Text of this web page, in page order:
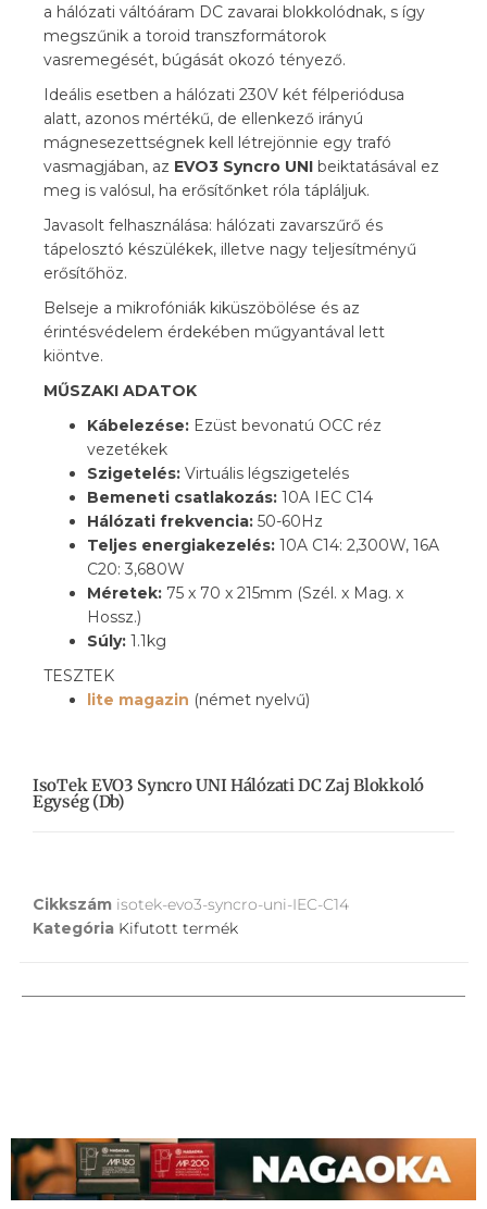
a hálózati váltóáram DC zavarai blokkolódnak, s így
megszűnik a toroid transzformátorok
vasremegését, búgását okozó tényező.
Ideális esetben a hálózati 230V két félperiódusa
alatt, azonos mértékű, de ellenkező irányú
mágnesezettségnek kell létrejönnie egy trafó
vasmagjában, az EVO3 Syncro UNI beiktatásával ez
meg is valósul, ha erősítőnket róla tápláljuk.
Javasolt felhasználása: hálózati zavarszűrő és
tápelosztó készülékek, illetve nagy teljesítményű
erősítőhöz.
Belseje a mikrofóniák kiküszöbölése és az
érintésvédelem érdekében műgyantával lett
kiöntve.
MŰSZAKI ADATOK
Kábelezése: Ezüst bevonatú OCC réz
vezetékek
Szigetelés: Virtuális légszigetelés
Bemeneti csatlakozás: 10A IEC C14
Hálózati frekvencia: 50-60Hz
Teljes energiakezelés: 10A C14: 2,300W, 16A
C20: 3,680W
Méretek: 75 x 70 x 215mm (Szél. x Mag. x
Hossz.)
Súly: 1.1kg
TESZTEK
lite magazin (német nyelvű)
IsoTek EVO3 Syncro UNI Hálózati DC Zaj Blokkoló
Egység (db)
Cikkszám isotek-evo3-syncro-uni-IEC-C14
Kategória Kifutott termék